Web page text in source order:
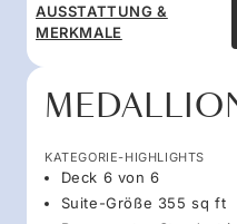
AUSSTATTUNG &
MERKMALE
KATEGORIE-HIGHLIGHTS
Deck 6 von 6
Suite-Größe 355 sq ft